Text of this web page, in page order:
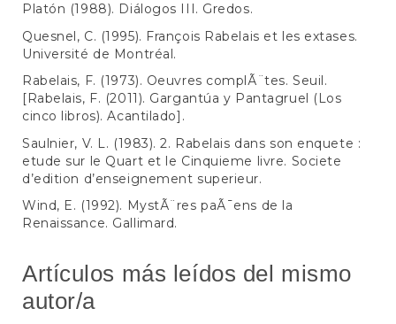
Platón (1988). Diálogos III. Gredos.
Quesnel, C. (1995). François Rabelais et les extases.
Université de Montréal.
Rabelais, F. (1973). Oeuvres complÃ¨tes. Seuil.
[Rabelais, F. (2011). Gargantúa y Pantagruel (Los
cinco libros). Acantilado].
Saulnier, V. L. (1983). 2. Rabelais dans son enquete :
etude sur le Quart et le Cinquieme livre. Societe
d’edition d’enseignement superieur.
Wind, E. (1992). MystÃ¨res paÃ¯ens de la
Renaissance. Gallimard.
Artículos más leídos del mismo
autor/a